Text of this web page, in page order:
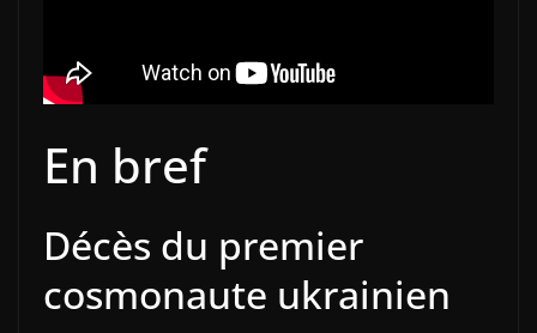
En bref
Décès du premier
cosmonaute ukrainien